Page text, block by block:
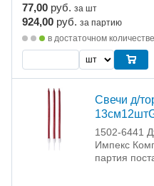
77,00 руб. за шт
924,00 руб. за партию
в достаточном количестве
Свечи д/
1502-6441
Импекс
партия